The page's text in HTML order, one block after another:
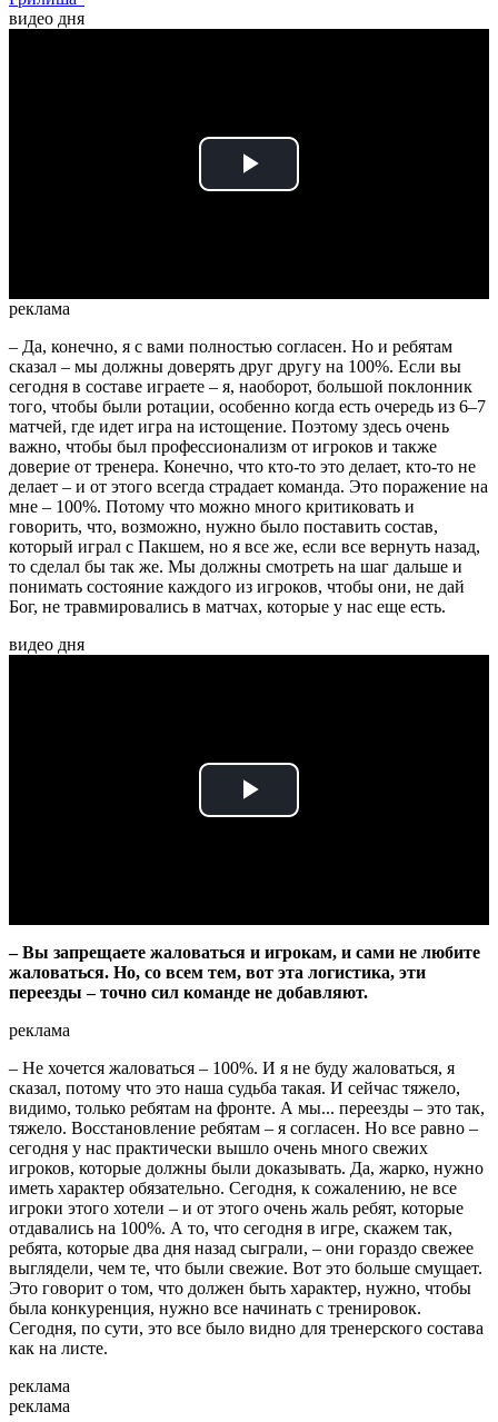
видео дня
Play
реклама
– Да, конечно, я с вами полностью согласен. Но и ребятам
сказал – мы должны доверять друг другу на 100%. Если вы
сегодня в составе играете – я, наоборот, большой поклонник
того, чтобы были ротации, особенно когда есть очередь из 6–7
матчей, где идет игра на истощение. Поэтому здесь очень
важно, чтобы был профессионализм от игроков и также
доверие от тренера. Конечно, что кто-то это делает, кто-то не
делает – и от этого всегда страдает команда. Это поражение на
мне – 100%. Потому что можно много критиковать и
говорить, что, возможно, нужно было поставить состав,
который играл с Пакшем, но я все же, если все вернуть назад,
то сделал бы так же. Мы должны смотреть на шаг дальше и
понимать состояние каждого из игроков, чтобы они, не дай
Бог, не травмировались в матчах, которые у нас еще есть.
видео дня
Play
– Вы запрещаете жаловаться и игрокам, и сами не любите
жаловаться. Но, со всем тем, вот эта логистика, эти
переезды – точно сил команде не добавляют.
реклама
– Не хочется жаловаться – 100%. И я не буду жаловаться, я
сказал, потому что это наша судьба такая. И сейчас тяжело,
видимо, только ребятам на фронте. А мы... переезды – это так,
тяжело. Восстановление ребятам – я согласен. Но все равно –
сегодня у нас практически вышло очень много свежих
игроков, которые должны были доказывать. Да, жарко, нужно
иметь характер обязательно. Сегодня, к сожалению, не все
игроки этого хотели – и от этого очень жаль ребят, которые
отдавались на 100%. А то, что сегодня в игре, скажем так,
ребята, которые два дня назад сыграли, – они гораздо свежее
выглядели, чем те, что были свежие. Вот это больше смущает.
Это говорит о том, что должен быть характер, нужно, чтобы
была конкуренция, нужно все начинать с тренировок.
Сегодня, по сути, это все было видно для тренерского состава
как на листе.
реклама
реклама